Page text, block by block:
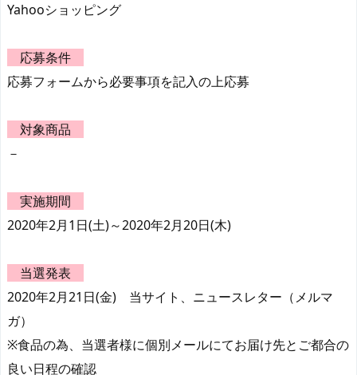
Yahooショッピング
応募条件
応募フォームから必要事項を記入の上応募
対象商品
－
実施期間
2020年2月1日(土)～2020年2月20日(木)
当選発表
2020年2月21日(金) 当サイト、ニュースレター（メルマ
ガ）
※食品の為、当選者様に個別メールにてお届け先とご都合の
良い日程の確認